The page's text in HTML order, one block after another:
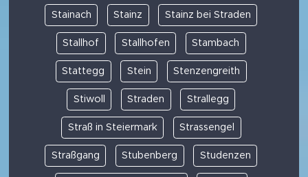
Stainach Stainz Stainz bei Straden
Stallhof Stallhofen Stambach
Stattegg Stein Stenzengreith
Stiwoll Straden Strallegg
Straß in Steiermark Strassengel
Straßgang Stubenberg Studenzen